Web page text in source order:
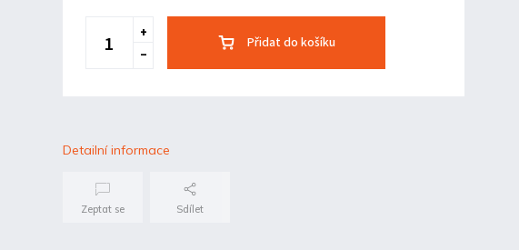
Přidat do košíku
Detailní informace
Zeptat se Sdílet